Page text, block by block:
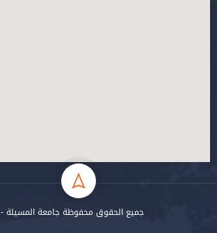
جميع الحقوق محفوظة جامعة المسيلة - 2024